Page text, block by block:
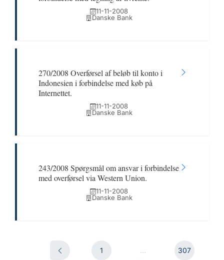
11-11-2008
Danske Bank
270/2008 Overførsel af beløb til konto i
Indonesien i forbindelse med køb på
Internettet.
11-11-2008
Danske Bank
243/2008 Spørgsmål om ansvar i forbindelse
med overførsel via Western Union.
11-11-2008
Danske Bank
1 ... 307